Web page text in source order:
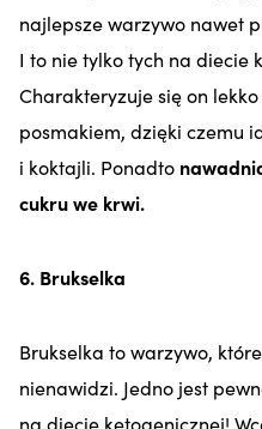
najlepsze warzywo nawet
I to nie tylko tych na diecie
Charakteryzuje się on
posmakiem, dzięki czemu
i koktajli. Ponadto
cukru we krwi.
6. Brukselka
Brukselka to warzywo,
nienawidzi. Jedno jest
na diecie ketogenicznej!